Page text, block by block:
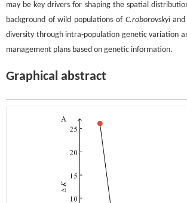
may be key drivers for shaping the spatial
background of wild populations of C.roborovskyiand
diversity through intra-population genetic variation
management plans based on genetic information.
Graphical abstract